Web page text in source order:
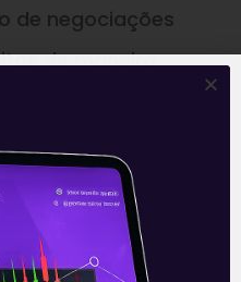
de negociações
de maneira
sobre a possível
no Congresso.